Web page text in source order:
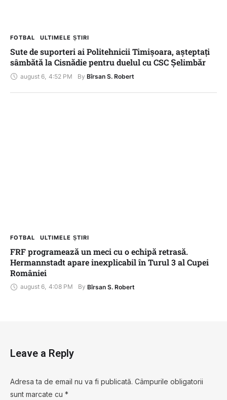
FOTBAL ULTIMELE ȘTIRI
Sute de suporteri ai Politehnicii Timișoara, așteptați
sâmbătă la Cisnădie pentru duelul cu CSC Șelimbăr
august 6 4:52 PM By Bîrsan S. Robert
FOTBAL ULTIMELE ȘTIRI
FRF programează un meci cu o echipă retrasă.
Hermannstadt apare inexplicabil în Turul 3 al Cupei
României
august 6, 4:08 PM By Bîrsan S. Robert
Leave a Reply
Adresa ta de email nu va fi publicată. Câmpurile obligatorii
sunt marcate cu *